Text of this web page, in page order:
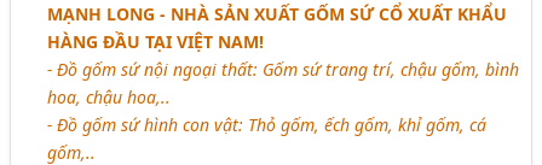
MẠNH LONG - NHÀ SẢN XUẤT GỐM SỨ CỔ XUẤT KHẨU
HÀNG ĐẦU TẠI VIỆT NAM!
- Đồ gốm sứ nội ngoại thất: Gốm sứ trang trí, chậu gốm, bình
hoa, chậu hoa,..
- Đồ gốm sứ hình con vật: Thỏ gốm, ếch gốm, khỉ gốm, cá
gốm,..